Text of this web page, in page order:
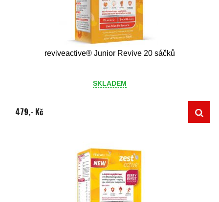
reviveactive® Junior Revive 20 sáčků
SKLADEM
479,- Kč